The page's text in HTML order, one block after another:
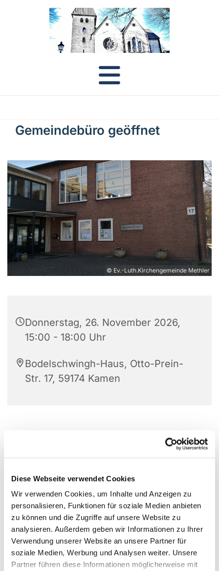
Diese Webseite verwendet Cookies
Wir verwenden Cookies, um Inhalte und Anzeigen zu
personalisieren, Funktionen für soziale Medien anbieten
zu können und die Zugriffe auf unsere Website zu
analysieren. Außerdem geben wir Informationen zu Ihrer
Verwendung unserer Website an unsere Partner für
soziale Medien, Werbung und Analysen weiter. Unsere
Partner führen diese Informationen möglicherweise mit
Gemeindebüro geöffnet
© Ev.-Luth.Kirchengemeinde Methler
Donnerstag, 26. November 2026,
15:00 - 18:00 Uhr
Bodelschwingh-Haus, Otto-Prein-
Str. 17, 59174 Kamen